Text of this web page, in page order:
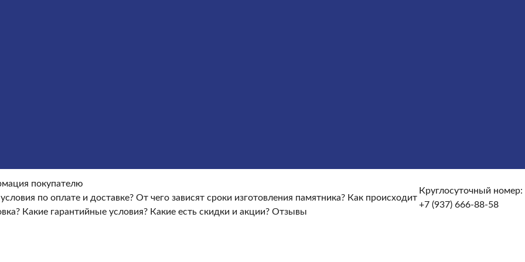
покупателю
по оплате и доставке? От чего зависят сроки изготовления памятника? Как происходит
Какие гарантийные условия? Какие есть скидки и акции? Отзывы
Круглосуточный номер:
+7 (937) 666-88-58